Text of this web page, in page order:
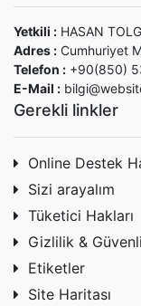
Yetkili : HASAN
Adres : Cumhuriyet
Telefon : +90(850)
E-Mail :
Gerekli linkler
Online Destek
Sizi arayalım
Tüketici Hakları
Gizlilik &
Etiketler
Site Haritası